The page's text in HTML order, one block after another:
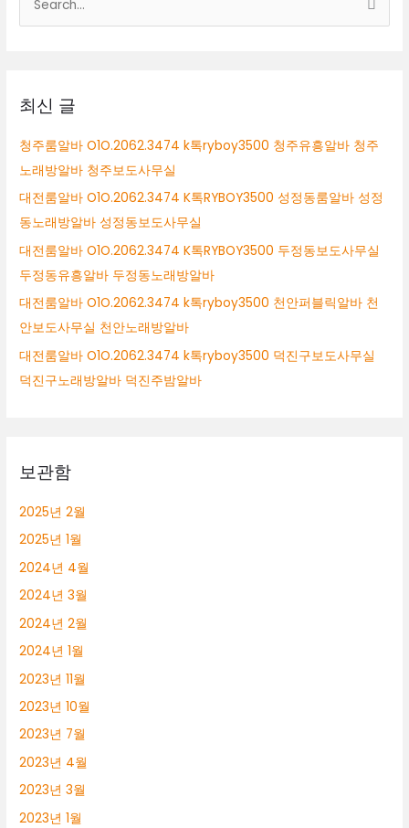
최신 글
청주룸알바 O1O.2062.3474 k톡ryboy3500 청주유흥알바 청주
노래방알바 청주보도사무실
대전룸알바 O1O.2062.3474 K톡RYBOY3500 성정동룸알바 성정
동노래방알바 성정동보도사무실
대전룸알바 O1O.2062.3474 K톡RYBOY3500 두정동보도사무실
두정동유흥알바 두정동노래방알바
대전룸알바 O1O.2062.3474 k톡ryboy3500 천안퍼블릭알바 천
안보도사무실 천안노래방알바
대전룸알바 O1O.2062.3474 k톡ryboy3500 덕진구보도사무실
덕진구노래방알바 덕진주밤알바
보관함
2025년 2월
2025년 1월
2024년 4월
2024년 3월
2024년 2월
2024년 1월
2023년 11월
2023년 10월
2023년 7월
2023년 4월
2023년 3월
2023년 1월